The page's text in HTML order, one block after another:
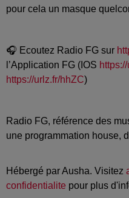
pour cela un masque
🎧 Ecoutez Radio FG sur
l’Application FG (IOS
https://urlz.fr/hhZC)
Radio FG, référence des
une programmation house,
Hébergé par Ausha. Visitez
confidentialite pour plus